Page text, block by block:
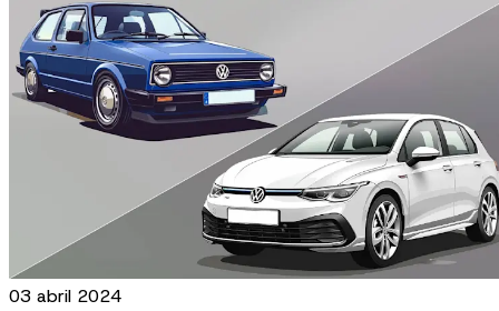
03 abril 2024